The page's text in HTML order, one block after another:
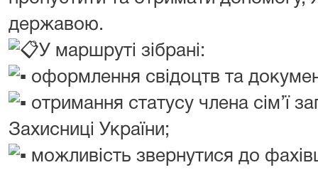
державою.
У маршруті зібрані:
оформлення свідоцтв та
отримання статусу члена сім’ї
Захисниці України;
можливість звернутися до